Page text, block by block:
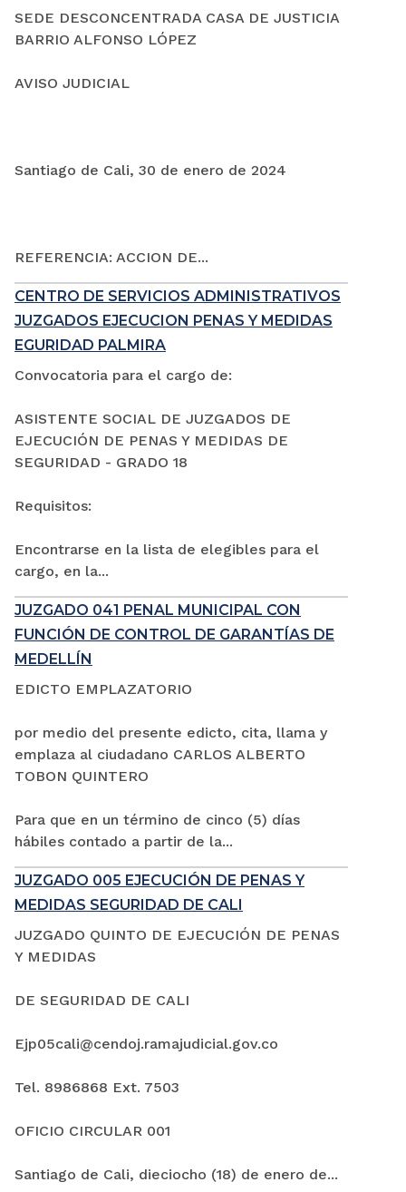
SEDE DESCONCENTRADA CASA DE JUSTICIA
BARRIO ALFONSO LÓPEZ
AVISO JUDICIAL
Santiago de Cali, 30 de enero de 2024
REFERENCIA: ACCION DE...
CENTRO DE SERVICIOS ADMINISTRATIVOS
JUZGADOS EJECUCION PENAS Y MEDIDAS
EGURIDAD PALMIRA
Convocatoria para el cargo de:
ASISTENTE SOCIAL DE JUZGADOS DE
EJECUCIÓN DE PENAS Y MEDIDAS DE
SEGURIDAD - GRADO 18
Requisitos:
Encontrarse en la lista de elegibles para el
cargo, en la...
JUZGADO 041 PENAL MUNICIPAL CON
FUNCIÓN DE CONTROL DE GARANTÍAS DE
MEDELLÍN
EDICTO EMPLAZATORIO
por medio del presente edicto, cita, llama y
emplaza al ciudadano CARLOS ALBERTO
TOBON QUINTERO
Para que en un término de cinco (5) días
hábiles contado a partir de la...
JUZGADO 005 EJECUCIÓN DE PENAS Y
MEDIDAS SEGURIDAD DE CALI
JUZGADO QUINTO DE EJECUCIÓN DE PENAS
Y MEDIDAS
DE SEGURIDAD DE CALI
Ejp05cali@cendoj.ramajudicial.gov.co
Tel. 8986868 Ext. 7503
OFICIO CIRCULAR 001
Santiago de Cali, dieciocho (18) de enero de...